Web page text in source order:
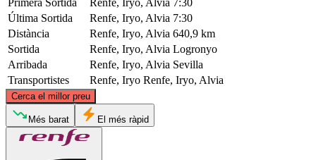
Última Sortida
Renfe, Iryo, Alvia 7:30
Distància
Renfe, Iryo, Alvia 640,9 km
Sortida
Renfe, Iryo, Alvia Logronyo
Arribada
Renfe, Iryo, Alvia Sevilla
Transportistes
Renfe, Iryo Renfe, Iryo, Alvia
Cerca el millor preu
©CARTO, © OpenStreetMap
Més barat El més ràpid